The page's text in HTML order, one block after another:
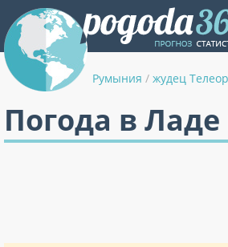
Румыния / жудец
Погода в Ладе